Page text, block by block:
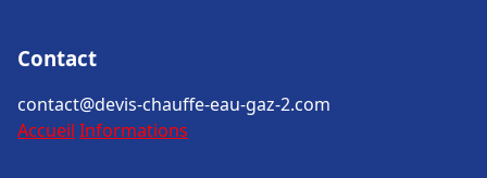
Contact
contact@devis-chauffe-eau-gaz-2.com
Accueil Informations